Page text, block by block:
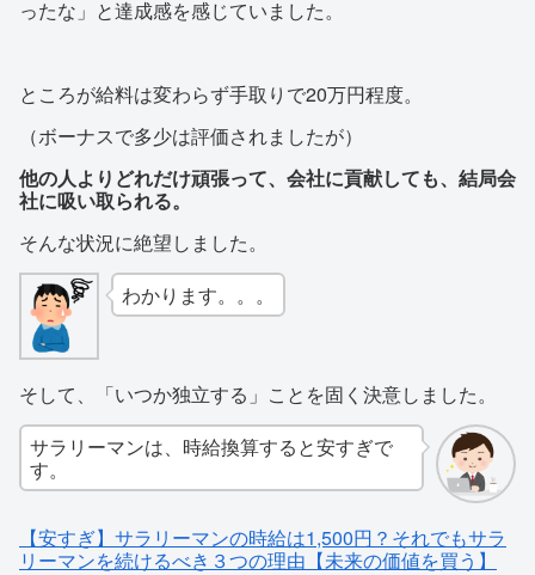
ったな」と達成感を感じていました。
ところが給料は変わらず手取りで20万円程度。
（ボーナスで多少は評価されましたが）
他の人よりどれだけ頑張って、会社に貢献しても、結局会
社に吸い取られる。
そんな状況に絶望しました。
わかります。。。
そして、「いつか独立する」ことを固く決意しました。
サラリーマンは、時給換算すると安すぎで
す。
【安すぎ】サラリーマンの時給は1,500円？それでもサラ
リーマンを続けるべき３つの理由【未来の価値を買う】